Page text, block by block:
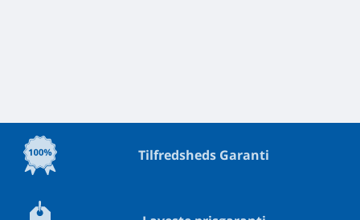
Tilfredsheds Garanti